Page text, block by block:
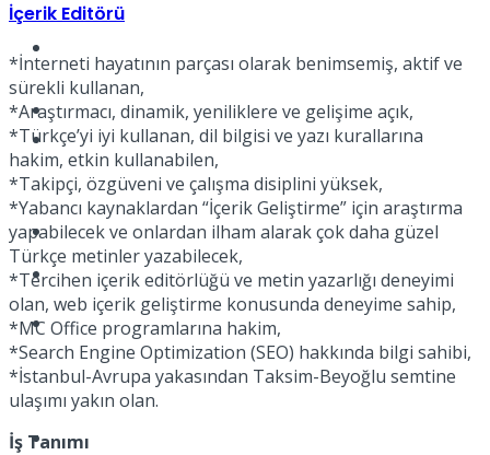
TV
Kadınca
Dünya
Tatil
Spor
Podcast
İçerik Editörü
*İnterneti hayatının parçası olarak benimsemiş, aktif ve
sürekli kullanan,
*Araştırmacı, dinamik, yeniliklere ve gelişime açık,
*Türkçe’yi iyi kullanan, dil bilgisi ve yazı kurallarına
hakim, etkin kullanabilen,
*Takipçi, özgüveni ve çalışma disiplini yüksek,
*Yabancı kaynaklardan “İçerik Geliştirme” için araştırma
yapabilecek ve onlardan ilham alarak çok daha güzel
Türkçe metinler yazabilecek,
*Tercihen içerik editörlüğü ve metin yazarlığı deneyimi
olan, web içerik geliştirme konusunda deneyime sahip,
*MC Office programlarına hakim,
*Search Engine Optimization (SEO) hakkında bilgi sahibi,
*İstanbul-Avrupa yakasından Taksim-Beyoğlu semtine
ulaşımı yakın olan.
İş Tanımı